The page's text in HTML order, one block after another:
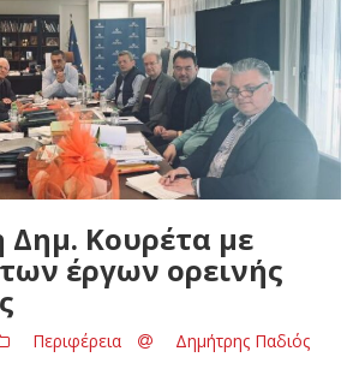
Κουρέτα με
έργων ορεινής
Περιφέρεια Δημήτρης Παδιός